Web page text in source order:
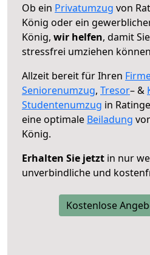
Ob ein Privatumzug von
König oder ein
König, wir helfen, damit
stressfrei umziehen
Allzeit bereit für Ihren
Seniorenumzug, Tresor– &
Studentenumzug in
eine optimale Beiladung
König.
Erhalten Sie jetzt in nur
unverbindliche und
Kostenlose